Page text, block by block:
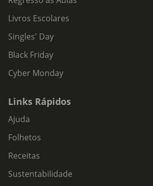
Livros Escolares
Singles' Day
Black Friday
Cyber Monday
Links Rápidos
Ajuda
Folhetos
Receitas
Sustentabilidade